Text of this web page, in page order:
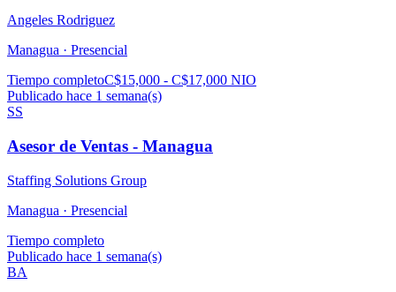
Angeles Rodriguez
Managua · Presencial
Tiempo completoC$15,000 - C$17,000 NIO
Publicado hace 1 semana(s)
SS
Asesor de Ventas - Managua
Staffing Solutions Group
Managua · Presencial
Tiempo completo
Publicado hace 1 semana(s)
BA